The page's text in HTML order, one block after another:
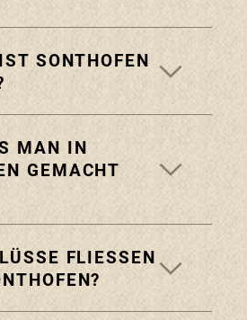
SONTHOFEN
MAN IN
GEMACHT
FLIESSEN D